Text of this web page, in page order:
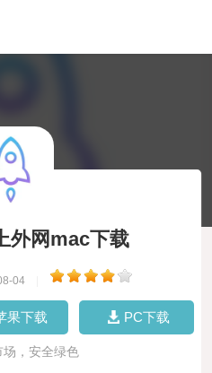
外网mac下载
04
果下载 PC下载
场，安全绿色